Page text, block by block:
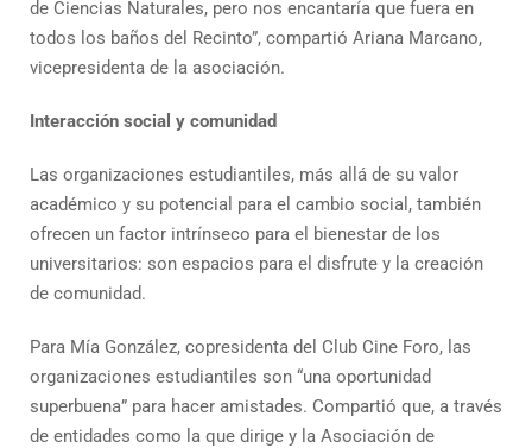
de Ciencias Naturales, pero nos encantaría que fuera en
todos los baños del Recinto”, compartió Ariana Marcano,
vicepresidenta de la asociación.
Interacción social y comunidad
Las organizaciones estudiantiles, más allá de su valor
académico y su potencial para el cambio social, también
ofrecen un factor intrínseco para el bienestar de los
universitarios: son espacios para el disfrute y la creación
de comunidad.
Para Mía González, copresidenta del Club Cine Foro, las
organizaciones estudiantiles son “una oportunidad
superbuena” para hacer amistades. Compartió que, a través
de entidades como la que dirige y la Asociación de